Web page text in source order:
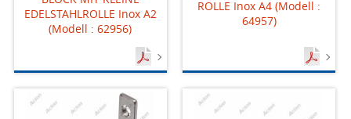
EDELSTAHLROLLE Inox A2
(Modell : 62956)
ROLLE Inox A4 (Modell :
64957)